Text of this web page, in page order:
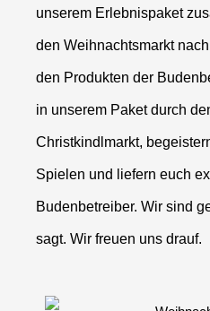
unserem Erlebnispaket
den Weihnachtsmarkt
den Produkten der
in unserem Paket durch
Christkindlmarkt,
Spielen und liefern euch
Budenbetreiber. Wir sind
sagt. Wir freuen uns drauf.